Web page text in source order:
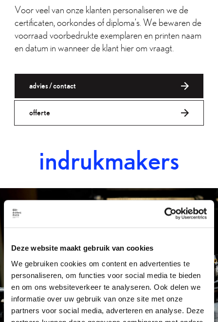
Deze website maakt gebruik van cookies
We gebruiken cookies om content en advertenties te
personaliseren, om functies voor social media te bieden
en om ons websiteverkeer te analyseren. Ook delen we
informatie over uw gebruik van onze site met onze
partners voor social media, adverteren en analyse. Deze
Voor veel van onze klanten personaliseren we de
certificaten, oorkondes of diploma’s. We bewaren de
voorraad voorbedrukte exemplaren en printen naam
en datum in wanneer de klant hier om vraagt.
advies / contact
offerte
indrukmakers